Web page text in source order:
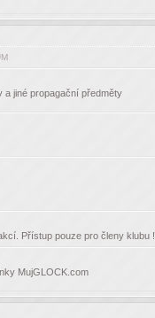
a jiné propagační předměty
Přístup pouze pro členy klubu !
MujGLOCK.com